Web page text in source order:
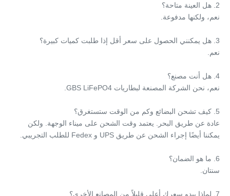
2. هل العينة متاحة؟
نعم، ولكنها مدفوعة.
3. هل يمكنني الحصول على سعر أقل إذا طلبت كميات كبيرة؟
نعم.
4. هل أنت مصنع؟
نعم، نحن الشركة المصنعة لبطاريات GBS LiFePO4.
5. كيف تشحن البضائع وكم من الوقت ستستغرق؟
يمكننا أيضًا إجراء الشحن عن طريق UPS و Fedex للطلب التجريبي.
6. ما هو الضمان؟
سنتان.
7. لماذا يبدو سعرك أعلى قليلاً من المصانع الأخرى؟